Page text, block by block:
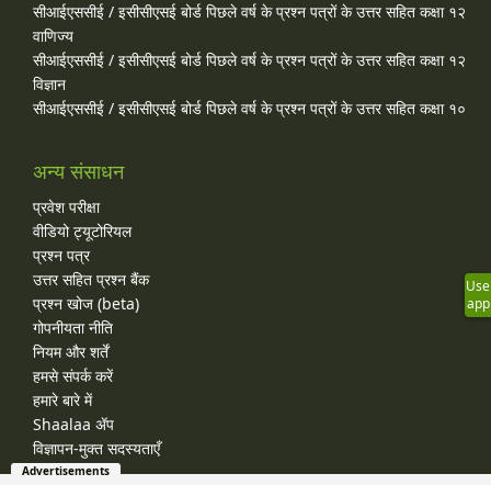
सीआईएससीई / इसीसीएसई बोर्ड पिछले वर्ष के प्रश्न पत्रों के उत्तर सहित कक्षा १२
वाणिज्य
सीआईएससीई / इसीसीएसई बोर्ड पिछले वर्ष के प्रश्न पत्रों के उत्तर सहित कक्षा १२
विज्ञान
सीआईएससीई / इसीसीएसई बोर्ड पिछले वर्ष के प्रश्न पत्रों के उत्तर सहित कक्षा १०
अन्य संसाधन
प्रवेश परीक्षा
वीडियो ट्यूटोरियल
प्रश्न पत्र
उत्तर सहित प्रश्न बैंक
प्रश्न खोज (beta)
गोपनीयता नीति
नियम और शर्तें
हमसे संपर्क करें
हमारे बारे में
Shaalaa ॲप
विज्ञापन-मुक्त सदस्यताएँ
Use
app
Advertisements